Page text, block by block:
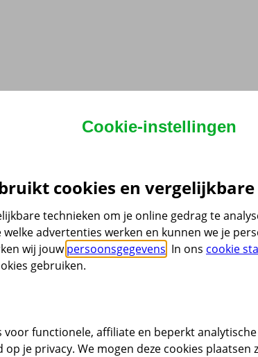
Cookie-instellingen
cookies en
technieken om je online gedrag te
welke advertenties werken en kunnen we je
wij jouwpersoonsgegevens . In ons cookie
gebruiken.
voor functionele, affiliate en beperkt
je privacy. We mogen deze cookies